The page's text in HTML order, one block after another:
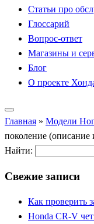
Статьи про
Глоссарий
Вопрос-ответ
Магазины и
Блог
О проекте
Главная » Модели
поколение (описание
Найти:
Свежие записи
Как проверить
Honda CR-V